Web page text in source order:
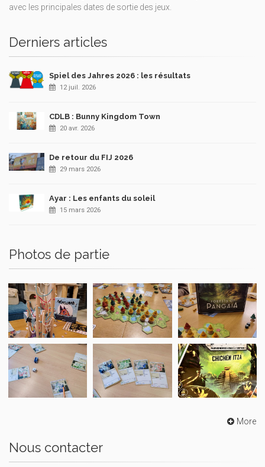
avec les principales dates de sortie des jeux.
Derniers articles
Spiel des Jahres 2026 : les résultats
12 juil. 2026
CDLB : Bunny Kingdom Town
20 avr. 2026
De retour du FIJ 2026
29 mars 2026
Ayar : Les enfants du soleil
15 mars 2026
Photos de partie
More
Nous contacter